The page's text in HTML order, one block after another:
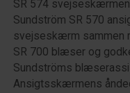
SR 574
Sundström SR 570
svejseskærm sammen
SR 700 blæser og
Sundströms
Ansigtsskærmens